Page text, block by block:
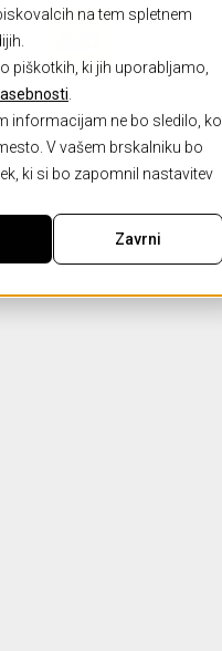
na tem spletnem
piškotkih, ki jih uporabljamo,
informacijam ne bo sledilo, ko
V vašem brskalniku bo
ki si bo zapomnil nastavitev
Zavrni